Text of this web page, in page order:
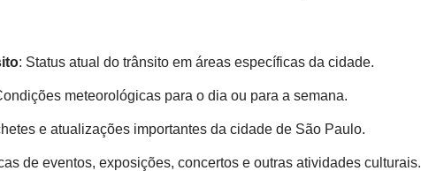
: Status atual do trânsito em áreas específicas da cidade.
meteorológicas para o dia ou para a semana.
e atualizações importantes da cidade de São Paulo.
de eventos, exposições, concertos e outras atividades culturais.